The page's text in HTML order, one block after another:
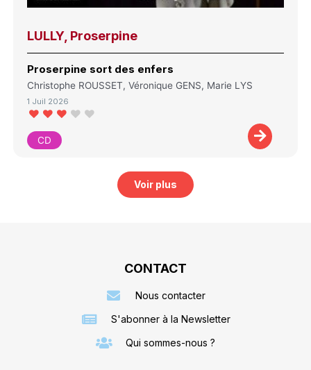
LULLY, Proserpine
Proserpine sort des enfers
Christophe ROUSSET, Véronique GENS, Marie LYS
1 Juil 2026
CD
Voir plus
CONTACT
Nous contacter
S'abonner à la Newsletter
Qui sommes-nous ?